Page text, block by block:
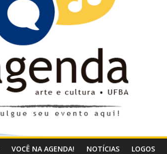
VOCÊ NA AGENDA! NOTÍCIAS LOGOS